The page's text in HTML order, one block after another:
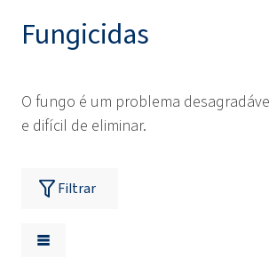
Fungicidas
O fungo é um problema
e difícil de eliminar.
Filtrar